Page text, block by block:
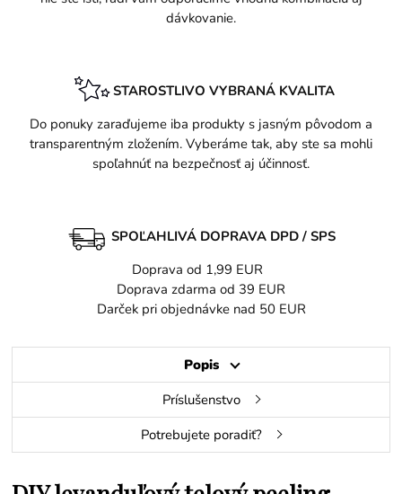
dávkovanie.
STAROSTLIVO VYBRANÁ KVALITA
Do ponuky zaraďujeme iba produkty s jasným pôvodom a
transparentným zložením. Vyberáme tak, aby ste sa mohli
spoľahnúť na bezpečnosť aj účinnosť.
SPOĽAHLIVÁ DOPRAVA DPD / SPS
Doprava od 1,99 EUR
Doprava zdarma od 39 EUR
Darček pri objednávke nad 50 EUR
Popis
Príslušenstvo
Potrebujete poradiť?